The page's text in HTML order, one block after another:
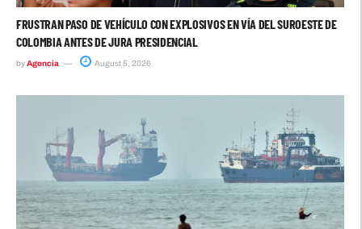
FRUSTRAN PASO DE VEHÍCULO CON EXPLOSIVOS EN VÍA DEL SUROESTE DE
COLOMBIA ANTES DE JURA PRESIDENCIAL
byAgencia August 5, 2026